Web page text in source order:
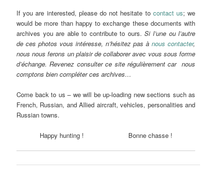
If you are interested, please do not hesitate to contact us; we
would be more than happy to exchange these documents with
archives you are able to contribute to ours.Si l’une ou l’autre
de ces photos vous intéresse, n’hésitez pas ànous contacter,
nous nous ferons un plaisir de collaborer avec vous sous forme
d’échange. Revenez consulter ce site régulièrement car nous
comptons bien compléter ces archives…
Come back to us – we will be up-loading new sections such as
French, Russian, and Allied aircraft, vehicles, personalities and
Russian towns.
Happy hunting ! Bonne chasse !